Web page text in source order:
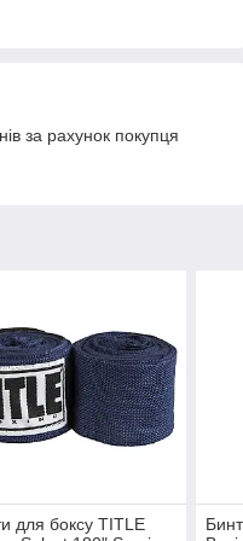
за рахунок покупця
для боксу TITLE